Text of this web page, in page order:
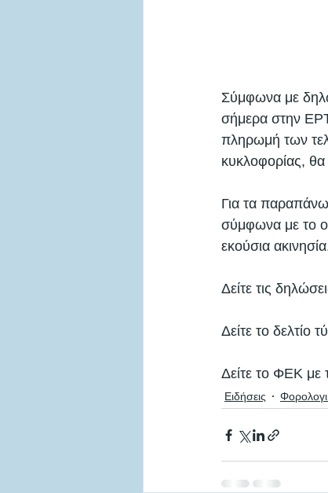
Σύμφωνα με
σήμερα στην
πληρωμή των
κυκλοφορίας, θα
Για τα
σύμφωνα με το
εκούσια
Δείτε τις
Δείτε το δελτίο
Δείτε το ΦΕΚ
Ειδήσεις